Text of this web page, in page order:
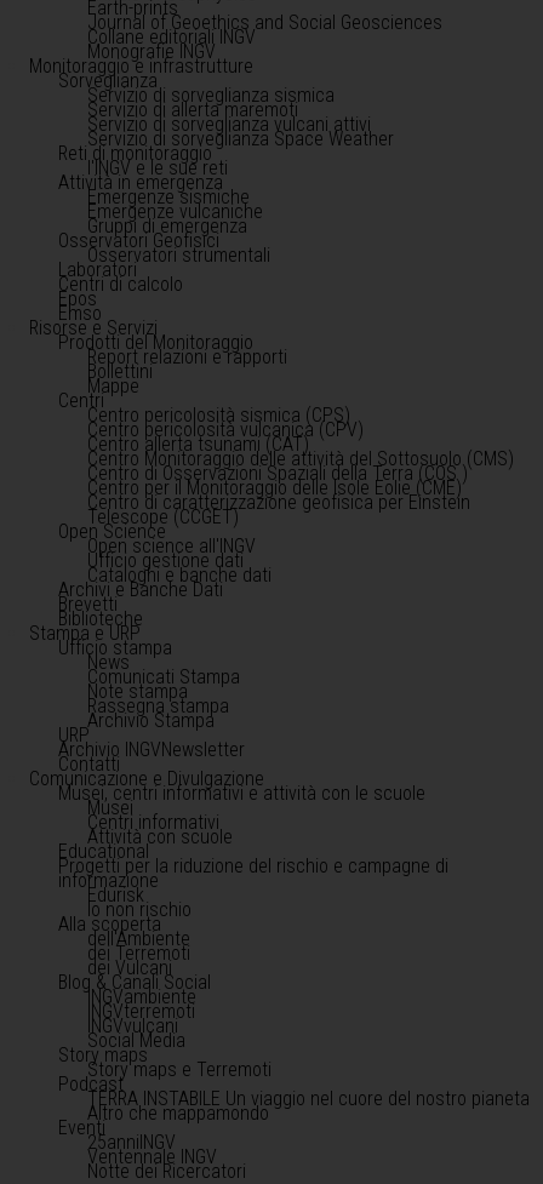
Earth-prints
Journal of Geoethics and Social Geosciences
Collane editoriali INGV
Monografie INGV
Monitoraggio e infrastrutture
Sorveglianza
Servizio di sorveglianza sismica
Servizio di allerta maremoti
Servizio di sorveglianza vulcani attivi
Servizio di sorveglianza Space Weather
Reti di monitoraggio
l'INGV e le sue reti
Attività in emergenza
Emergenze sismiche
Emergenze vulcaniche
Gruppi di emergenza
Osservatori Geofisici
Osservatori strumentali
Laboratori
Centri di calcolo
Epos
Emso
Risorse e Servizi
Prodotti del Monitoraggio
Report relazioni e rapporti
Bollettini
Mappe
Centri
Centro pericolosità sismica (CPS)
Centro pericolosità vulcanica (CPV)
Centro allerta tsunami (CAT)
Centro Monitoraggio delle attività del Sottosuolo (CMS)
Centro di Osservazioni Spaziali della Terra (COS )
Centro per il Monitoraggio delle Isole Eolie (CME)
Centro di caratterizzazione geofisica per Einstein
Telescope (CCGET)
Open Science
Open science all'INGV
Ufficio gestione dati
Cataloghi e banche dati
Archivi e Banche Dati
Brevetti
Biblioteche
Stampa e URP
Ufficio stampa
News
Comunicati Stampa
Note stampa
Rassegna stampa
Archivio Stampa
URP
Archivio INGVNewsletter
Contatti
Comunicazione e Divulgazione
Musei, centri informativi e attività con le scuole
Musei
Centri informativi
Attività con scuole
Educational
Progetti per la riduzione del rischio e campagne di
informazione
Edurisk
Io non rischio
Alla scoperta
dell'Ambiente
dei Terremoti
dei Vulcani
Blog & Canali Social
INGVambiente
INGVterremoti
INGVvulcani
Social Media
Story maps
Story maps e Terremoti
Podcast
TERRA INSTABILE Un viaggio nel cuore del nostro pianeta
Altro che mappamondo
Eventi
25anniINGV
Ventennale INGV
Notte dei Ricercatori